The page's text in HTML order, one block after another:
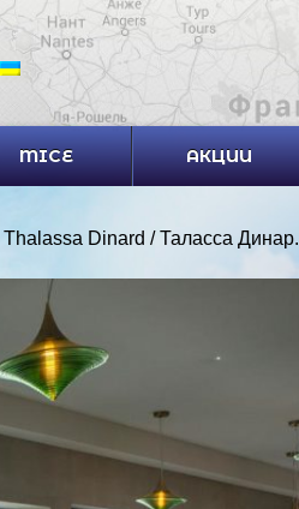
MICE АКЦИИ
Thalassa Dinard / Таласса Динар.